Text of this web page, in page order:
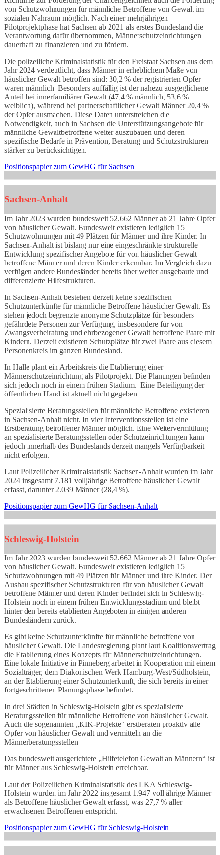
von Schutzwohnungen für männliche Betroffene von Gewalt im
sozialen Nahraum möglich. Nach einer mehrjährigen
Pilotprojektphase hat Sachsen ab 2021 als erstes Bundesland die
Verantwortung dafür übernommen, Männerschutzeinrichtungen
dauerhaft zu finanzieren und zu fördern.
Die polizeiliche Kriminalstatistik für den Freistaat Sachsen aus dem
Jahr 2024 verdeutlicht, dass Männer in erheblichem Maße von
häuslicher Gewalt betroffen sind: 30,2 % der registrierten Opfer
waren männlich. Besonders auffällig ist der nahezu ausgeglichene
Anteil bei innerfamiliärer Gewalt (47,4 % männlich, 53,6 %
weiblich), während bei partnerschaftlicher Gewalt Männer 20,4 %
der Opfer ausmachen. Diese Daten unterstreichen die
Notwendigkeit, auch in Sachsen die Unterstützungsangebote für
männliche Gewaltbetroffene weiter auszubauen und deren
spezifische Bedarfe in Prävention, Beratung und Schutzstrukturen
stärker zu berücksichtigen.
Positionspapier zum GewHG für Sachsen
Sachsen-Anhalt
Im Jahr 2023 wurden bundesweit 52.662 Männer ab 21 Jahre Opfer
von häuslicher Gewalt. Bundesweit existieren lediglich 15
Schutzwohnungen mit 49 Plätzen für Männer und ihre Kinder. In
Sachsen-Anhalt ist bislang nur eine eingeschränkte strukturelle
Entwicklung spezifischer Angebote für von häuslicher Gewalt
betroffene Männer und deren Kinder erkennbar. Im Vergleich dazu
verfügen andere Bundesländer bereits über weiter ausgebaute und
differenzierte Hilfestrukturen.
In Sachsen-Anhalt bestehen derzeit keine spezifischen
Schutzunterkünfte für männliche Betroffene häuslicher Gewalt. Es
stehen jedoch begrenzte anonyme Schutzplätze für besonders
gefährdete Personen zur Verfügung, insbesondere für von
Zwangsverheiratung und ehrbezogener Gewalt betroffene Paare mit
Kindern. Derzeit existieren Schutzplätze für zwei Paare aus diesem
Personenkreis im ganzen Bundesland.
In Halle plant ein Arbeitskreis die Etablierung einer
Männerschutzeinrichtung als Pilotprojekt. Die Planungen befinden
sich jedoch noch in einem frühen Stadium. Eine Beteiligung der
öffentlichen Hand ist aktuell nicht gegeben.
Spezialisierte Beratungsstellen für männliche Betroffene existieren
in Sachsen-Anhalt nicht. In vier Interventionsstellen ist eine
Erstberatung betroffener Männer möglich. Eine Weitervermittlung
an spezialisierte Beratungsstellen oder Schutzeinrichtungen kann
jedoch innerhalb des Bundeslands derzeit mangels Verfügbarkeit
nicht erfolgen.
Laut Polizeilicher Kriminalstatistik Sachsen-Anhalt wurden im Jahr
2024 insgesamt 7.181 volljährige Betroffene häuslicher Gewalt
erfasst, darunter 2.039 Männer (28,4 %).
Positionspapier zum GewHG für Sachsen-Anhalt
Schleswig-Holstein
Im Jahr 2023 wurden bundesweit 52.662 Männer ab 21 Jahre Opfer
von häuslicher Gewalt. Bundesweit existieren lediglich 15
Schutzwohnungen mit 49 Plätzen für Männer und ihre Kinder. Der
Ausbau spezifischer Schutzstrukturen für von häuslicher Gewalt
betroffene Männer und deren Kinder befindet sich in Schleswig-
Holstein noch in einem frühen Entwicklungsstadium und bleibt
hinter den bereits etablierten Angeboten in einigen anderen
Bundesländern zurück.
Es gibt keine Schutzunterkünfte für männliche betroffene von
häuslicher Gewalt. Die Landesregierung plant laut Koalitionsvertrag
die Etablierung eines Konzepts für Männerschutzeinrichtungen.
Eine lokale Initiative in Pinneberg arbeitet in Kooperation mit einem
Sozialträger, dem Diakonischen Werk Hamburg-West/Südholstein,
an der Etablierung einer Schutzunterkunft, die sich bereits in einer
fortgeschrittenen Planungsphase befindet.
In drei Städten in Schleswig-Holstein gibt es spezialisierte
Beratungsstellen für männliche Betroffene von häuslicher Gewalt.
Auch die sogenannten „KIK-Projekte“ erstberaten proaktiv alle
Opfer von häuslicher Gewalt und vermitteln an die
Männerberatungsstellen
Das bundesweit ausgerichtete „Hilfetelefon Gewalt an Männern“ ist
für Männer aus Schleswig-Holstein erreichbar.
Laut der Polizeilichen Kriminalstatistik des LKA Schleswig-
Holstein wurden im Jahr 2022 insgesamt 1.947 volljährige Männer
als Betroffene häuslicher Gewalt erfasst, was 27,7 % aller
erwachsenen Betroffenen entspricht.
Positionspapier zum GewHG für Schleswig-Holstein